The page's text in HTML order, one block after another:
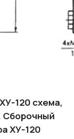
120 схема,
Сборочный
ХУ-120